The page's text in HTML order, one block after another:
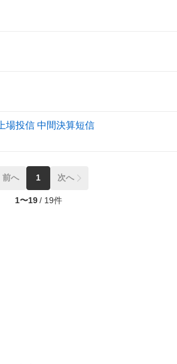
場投信 中間決算短信
前へ 1 次へ
1〜19 / 19件